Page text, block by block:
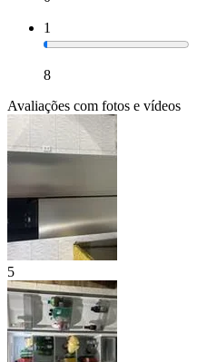
1
8
Avaliações com fotos e vídeos
5